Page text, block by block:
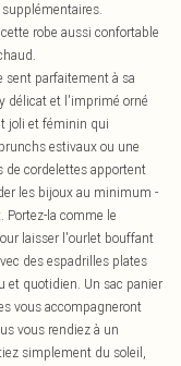
robe aussi confortable
sent parfaitement à sa
délicat et l'imprimé orné
joli et féminin qui
estivaux ou une
de cordelettes apportent
les bijoux au minimum -
la comme le
laisser l'ourlet bouffant
des espadrilles plates
et quotidien. Un sac panier
vous accompagneront
vous rendiez à un
simplement du soleil,